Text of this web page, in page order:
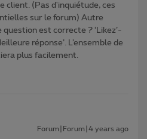
client. (Pas d'inquiétude, ces
sur le forum) Autre
est correcte ? ‘Likez’-
réponse’. L’ensemble de
plus facilement.
Forum|Forum|4 years ago